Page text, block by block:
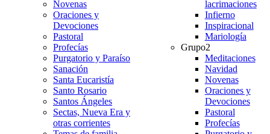
Novenas
Oraciones y
Devociones
Pastoral
Profecías
Purgatorio y Paraíso
Sanación
Santa Eucaristía
Santo Rosario
Santos Ángeles
Sectas, Nueva Era y
otras corrientes
lacrimaciones
Infierno
Inspiracional
Mariología
Grupo2
Meditaciones
Navidad
Novenas
Oraciones y
Devociones
Pastoral
Profecías